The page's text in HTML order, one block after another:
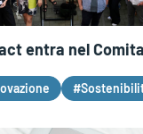
entra nel